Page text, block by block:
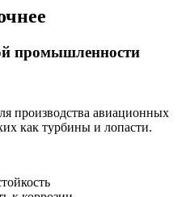
промышленности
производства авиационных
как турбины и лопасти.